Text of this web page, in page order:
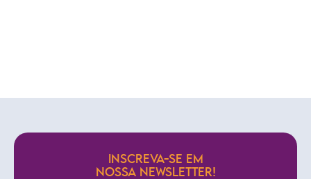
INSCREVA-SE EM
NOSSA NEWSLETTER!